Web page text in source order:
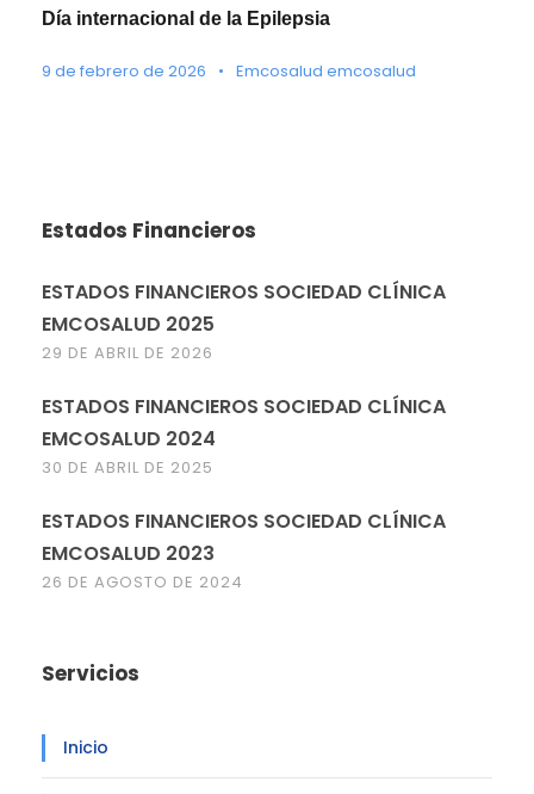
Día internacional de la Epilepsia
9 de febrero de 2026 • Emcosalud emcosalud
Estados Financieros
ESTADOS FINANCIEROS SOCIEDAD CLÍNICA
EMCOSALUD 2025
29 DE ABRIL DE 2026
ESTADOS FINANCIEROS SOCIEDAD CLÍNICA
EMCOSALUD 2024
30 DE ABRIL DE 2025
ESTADOS FINANCIEROS SOCIEDAD CLÍNICA
EMCOSALUD 2023
26 DE AGOSTO DE 2024
Servicios
Inicio